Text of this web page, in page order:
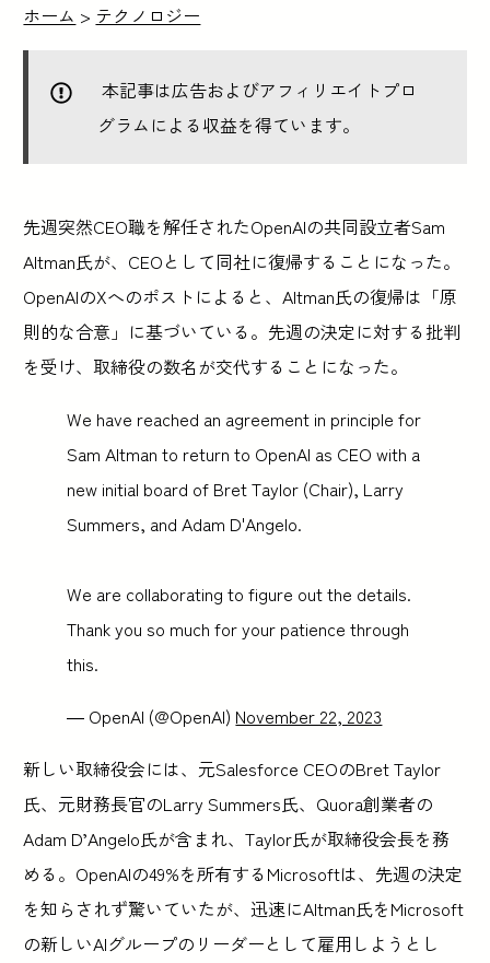
ホーム > テクノロジー
本記事は広告およびアフィリエイトプロ
グラムによる収益を得ています。
先週突然CEO職を解任されたOpenAIの共同設立者Sam
Altman氏が、CEOとして同社に復帰することになった。
OpenAIのXへのポストによると、Altman氏の復帰は「原
則的な合意」に基づいている。先週の決定に対する批判
を受け、取締役の数名が交代することになった。
We have reached an agreement in principle for
Sam Altman to return to OpenAI as CEO with a
new initial board of Bret Taylor (Chair), Larry
Summers, and Adam D'Angelo.
We are collaborating to figure out the details.
Thank you so much for your patience through
this.
— OpenAI (@OpenAI) November 22, 2023
新しい取締役会には、元Salesforce CEOのBret Taylor
氏、元財務長官のLarry Summers氏、Quora創業者の
Adam D’Angelo氏が含まれ、Taylor氏が取締役会長を務
める。OpenAIの49%を所有するMicrosoftは、先週の決定
を知らされず驚いていたが、迅速にAltman氏をMicrosoft
の新しいAIグループのリーダーとして雇用しようとし